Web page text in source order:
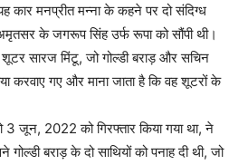
कार मनप्रीत मन्ना के कहने पर दो संदिग्ध
के जगरूप सिंह उर्फ रूपा को सौंपी थी।
शूटर सारज मिंटू, जो गोल्डी बराड़ और सचिन
करवाए गए और माना जाता है कि वह शूटरों के
3 जून, 2022 को गिरफ्तार किया गया था, ने
बराड़ के दो साथियों को पनाह दी थी, जो